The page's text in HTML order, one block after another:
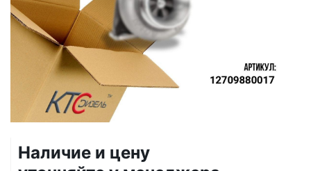
Наличие и цену